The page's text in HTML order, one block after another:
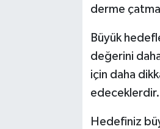
derme
Büyük
değerini
için daha
edeceklerdir.
Hedefiniz